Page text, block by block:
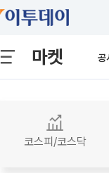
마켓 공
코스피/코스닥